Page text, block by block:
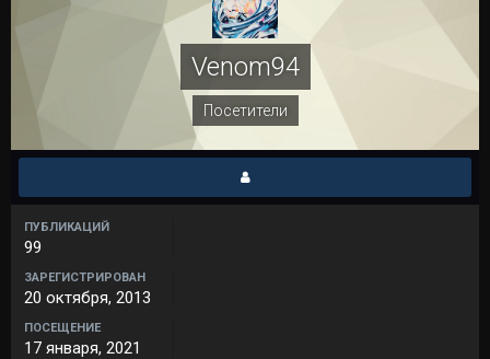
Venom94
Посетители
ПУБЛИКАЦИЙ
99
ЗАРЕГИСТРИРОВАН
20 октября, 2013
ПОСЕЩЕНИЕ
17 января, 2021